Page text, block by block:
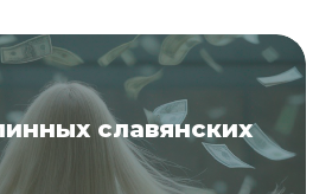
славянских